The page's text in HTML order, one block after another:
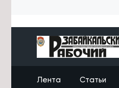
Полицейские в
больницы
9/08/2026 в 15:35
Лента Статьи